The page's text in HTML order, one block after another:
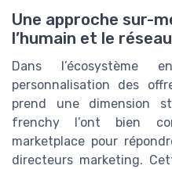
Une approche sur-
l’humain et le réseau
Dans l’écosystème
personnalisation des
prend une dimension
frenchy l’ont bien
marketplace pour
directeurs marketing.